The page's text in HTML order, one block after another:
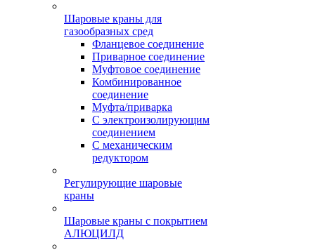
Шаровые краны для
газообразных сред
Фланцевое соединение
Приварное соединение
Муфтовое соединение
Комбинированное
соединение
Муфта/приварка
С электроизолирующим
соединением
С механическим
редуктором
Регулирующие шаровые
краны
Шаровые краны с покрытием
АЛЮЦИЛД